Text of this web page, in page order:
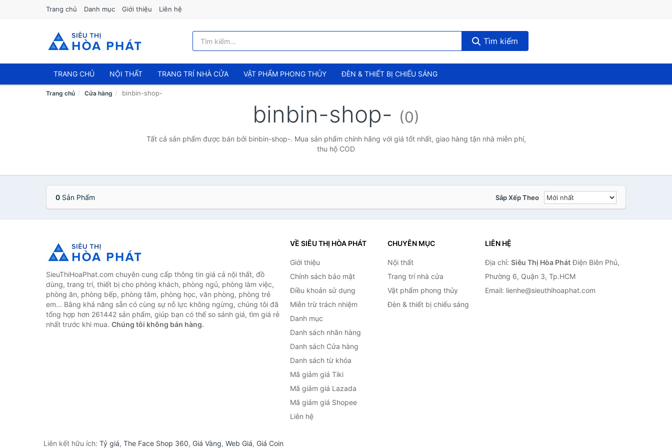
Trang chủ Danh mục Giới thiệu Liên hệ
Tìm kiếm
TRANG CHỦ NỘI THẤT TRANG TRÍ NHÀ CỬA VẬT PHẨM PHONG THỦY ĐÈN & THIẾT BỊ CHIẾU SÁNG
Trang chủ Cửa hàng binbin-shop-
binbin-shop- (0)
Tất cả sản phẩm được bán bởi binbin-shop-. Mua sản phẩm chính hãng với giá tốt nhất, giao hàng tận nhà miễn phí,
thu hộ COD
0 Sản Phẩm Sắp Xếp Theo
SieuThiHoaPhat.com chuyên cung cấp thông tin giá cả nội thất, đồ
dùng, trang trí, thiết bị cho phòng khách, phòng ngủ, phòng làm việc,
phòng ăn, phòng bếp, phòng tắm, phòng học, văn phòng, phòng trẻ
em... Bằng khả năng sẵn có cùng sự nỗ lực không ngừng, chúng tôi đã
tổng hợp hơn 261442 sản phẩm, giúp bạn có thể so sánh giá, tìm giá rẻ
nhất trước khi mua. Chúng tôi không bán hàng.
VỀ SIÊU THỊ HÒA PHÁT
Giới thiệu
Chính sách bảo mật
Điều khoản sử dụng
Miễn trừ trách nhiệm
Danh mục
Danh sách nhãn hàng
Danh sách Cửa hàng
Danh sách từ khóa
Mã giảm giá Tiki
Mã giảm giá Lazada
Mã giảm giá Shopee
Liên hệ
CHUYÊN MỤC
Nội thất
Trang trí nhà cửa
Vật phẩm phong thủy
Đèn & thiết bị chiếu sáng
LIÊN HỆ
Địa chỉ: Siêu Thị Hòa PhátĐiện Biên Phủ,
Phường 6, Quận 3, Tp.HCM
Email: lienhe@sieuthihoaphat.com
Liên kết hữu ích: Tỷ giá, The Face Shop 360, Giá Vàng, Web Giá, Giá Coin